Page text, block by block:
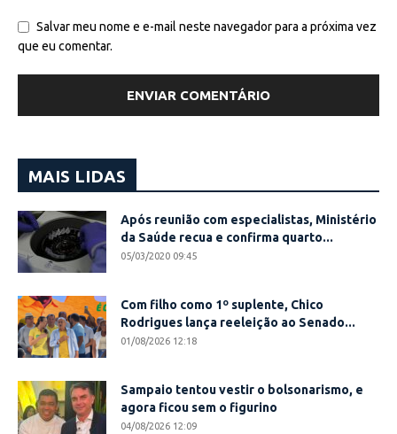
Salvar meu nome e e-mail neste navegador para a próxima vez
que eu comentar.
MAIS LIDAS
Após reunião com especialistas, Ministério
da Saúde recua e confirma quarto...
05/03/2020 09:45
Com filho como 1º suplente, Chico
Rodrigues lança reeleição ao Senado...
01/08/2026 12:18
Sampaio tentou vestir o bolsonarismo, e
agora ficou sem o figurino
04/08/2026 12:09